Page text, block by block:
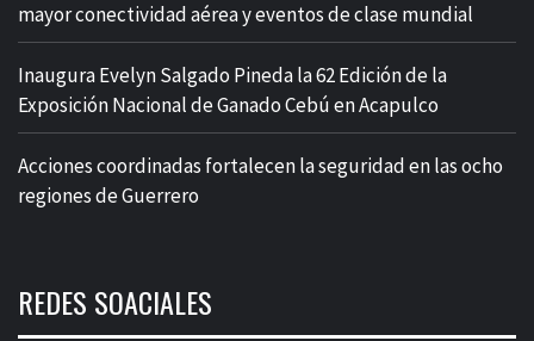
mayor conectividad aérea y eventos de clase mundial
Inaugura Evelyn Salgado Pineda la 62 Edición de la
Exposición Nacional de Ganado Cebú en Acapulco
Acciones coordinadas fortalecen la seguridad en las ocho
regiones de Guerrero
REDES SOACIALES